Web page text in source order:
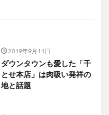
2019年9月11日
ダウンタウンも愛した「千
とせ本店」は肉吸い発祥の
地と話題